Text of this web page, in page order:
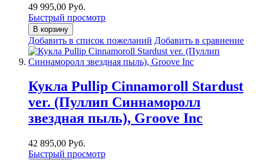
49 995,00 Руб.
Быстрый просмотр
В корзину
Добавить в список пожеланий Добавить в сравнение
Кукла Pullip Cinnamoroll Stardust
ver. (Пуллип Синнаморолл
звездная пыль), Groove Inc
42 895,00 Руб.
Быстрый просмотр